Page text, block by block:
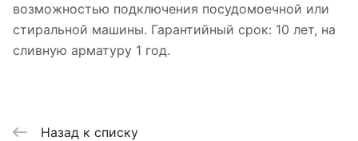
возможностью подключения посудомоечной или
стиральной машины. Гарантийный срок: 10 лет, на
сливную арматуру 1 год.
Назад к списку